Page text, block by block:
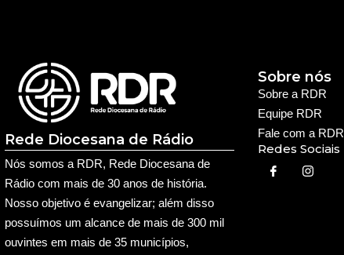
Rede Diocesana de Rádio
Nós somos a RDR, Rede Diocesana de
Rádio com mais de 30 anos de história.
Nosso objetivo é evangelizar; além disso
possuímos um alcance de mais de 300 mil
ouvintes em mais de 35 municípios,
Sobre a RDR
Equipe RDR
Fale com a RDR
Redes Sociais
Sobre nós